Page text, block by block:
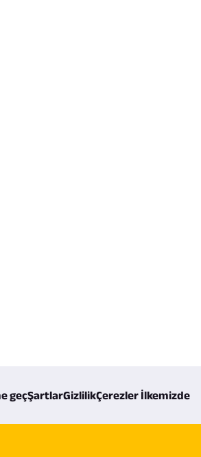
geçŞartlarGizlilikÇerezler İlkemizde